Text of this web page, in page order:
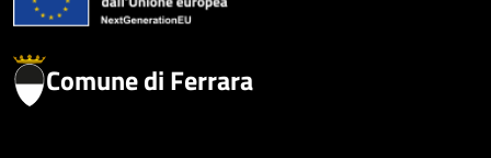
Comune di Ferrara